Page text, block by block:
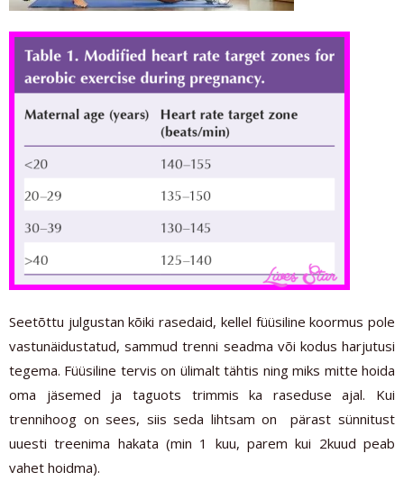
Seetõttu julgustan kõiki rasedaid, kellel füüsiline koormus pole
vastunäidustatud, sammud trenni seadma või kodus harjutusi
tegema. Füüsiline tervis on ülimalt tähtis ning miks mitte hoida
oma jäsemed ja taguots trimmis ka raseduse ajal. Kui
trennihoog on sees, siis seda lihtsam on pärast sünnitust
uuesti treenima hakata (min 1 kuu, parem kui 2kuud peab
vahet hoidma).